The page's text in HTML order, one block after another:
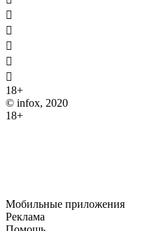





18+
© infox, 2020
18+
Мобильные приложения
Реклама